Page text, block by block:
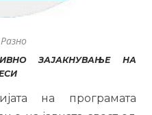
Разно
ЗАЈАКНУВАЊЕ НА
на програмата